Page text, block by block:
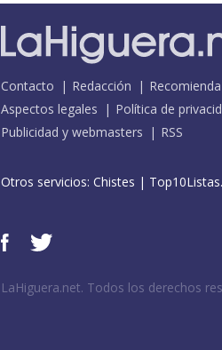
Contacto Redacción Recomienda
Aspectos legales
Política de
Publicidad y webmasters
RSS
Otros servicios: Chistes |
LaHiguera.net. Todos los derechos